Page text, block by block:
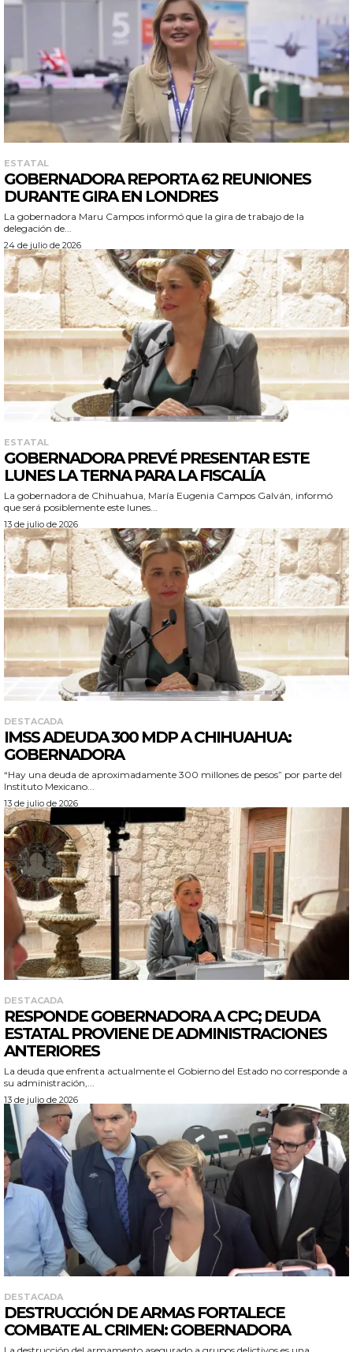
ESTATAL
GOBERNADORA REPORTA 62 REUNIONES
DURANTE GIRA EN LONDRES
La gobernadora Maru Campos informó que la gira de trabajo de la
delegación de...
24 de julio de 2026
ESTATAL
GOBERNADORA PREVÉ PRESENTAR ESTE
LUNES LA TERNA PARA LA FISCALÍA
La gobernadora de Chihuahua, María Eugenia Campos Galván, informó
que será posiblemente este lunes...
13 de julio de 2026
DESTACADA
IMSS ADEUDA 300 MDP A CHIHUAHUA:
GOBERNADORA
“Hay una deuda de aproximadamente 300 millones de pesos” por parte del
Instituto Mexicano...
13 de julio de 2026
DESTACADA
RESPONDE GOBERNADORA A CPC; DEUDA
ESTATAL PROVIENE DE ADMINISTRACIONES
ANTERIORES
La deuda que enfrenta actualmente el Gobierno del Estado no corresponde a
su administración,...
13 de julio de 2026
DESTACADA
DESTRUCCIÓN DE ARMAS FORTALECE
COMBATE AL CRIMEN: GOBERNADORA